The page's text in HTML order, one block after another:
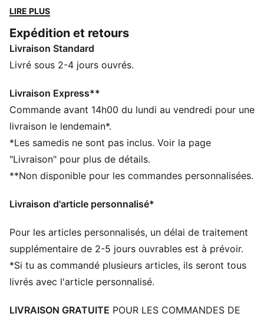
de confort et de mobilité sur le terrain. Conçu pour
modèle allie fonctionnalité et style. C’est la tenue
parfaite pour les jours de match.
CARACTÉRISTIQUES + AVANTAGES
l’humidité de votre peau et vous aide à rester au sec
et à l’aise durant l’exercice
Dans le cadre du programme RE:FIBRE, ce produit est
partir de déchets textiles et d’autres matériaux usagés
DÉTAILS
Coupe : Régulière
Longueur : Au-dessus des genoux
Modèle porté par les joueurs pendant la saison 25/26
Logos du club et PUMA
LIRE PLUS
Expédition et retours
Livraison Standard
Livré sous 2-4 jours ouvrés.
Livraison Express**
Commande avant 14h00 du lundi au vendredi pour une
livraison le lendemain*.
*Les samedis ne sont pas inclus. Voir la page
"Livraison" pour plus de détails.
**Non disponible pour les commandes personnalisées.
Livraison d'article personnalisé*
Pour les articles personnalisés, un délai de traitement
supplémentaire de 2-5 jours ouvrables est à prévoir.
*Si tu as commandé plusieurs articles, ils seront tous
livrés avec l'article personnalisé.
LIVRAISON GRATUITE POUR LES COMMANDES DE